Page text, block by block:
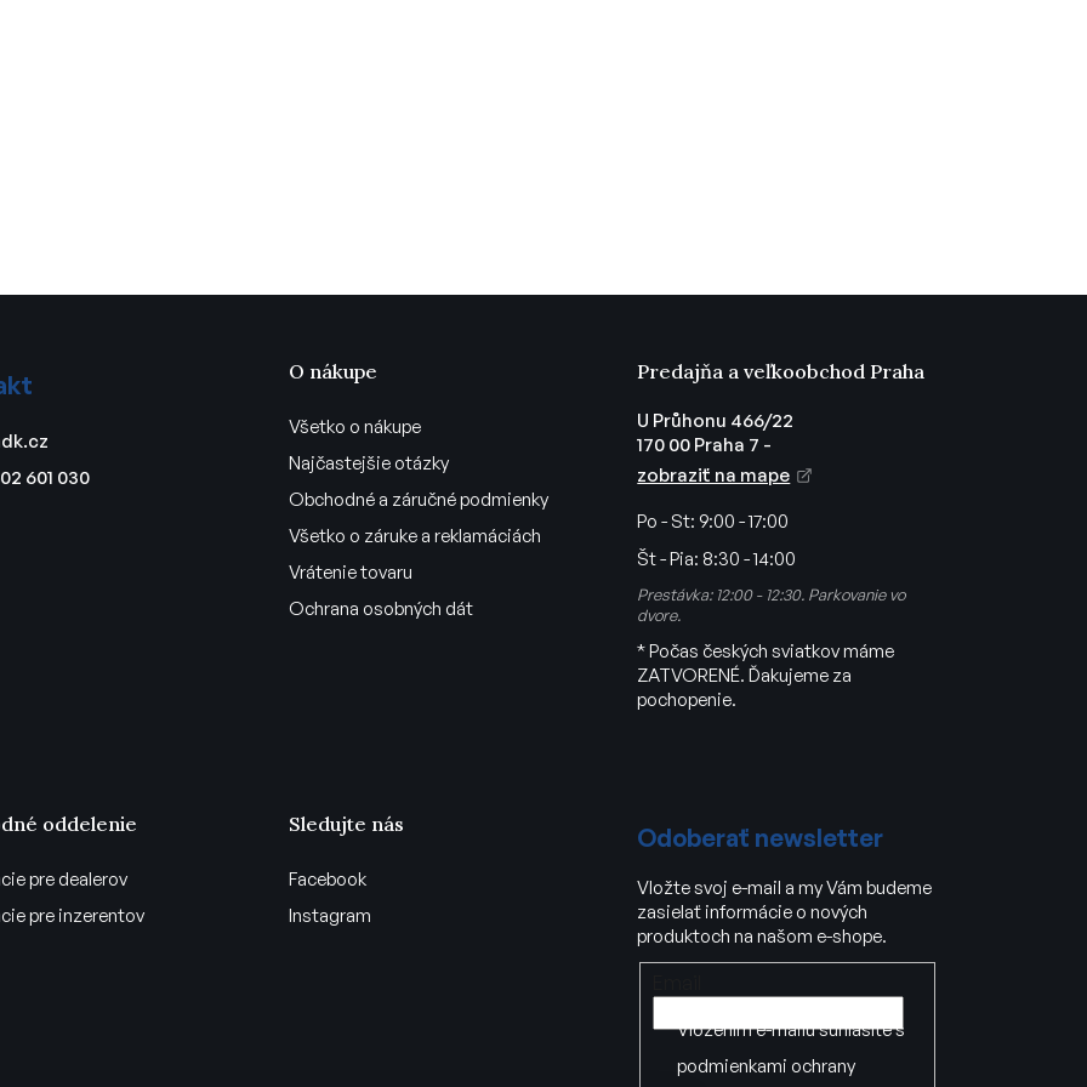
601 030
O nákupe
Všetko o nákupe
Najčastejšie otázky
Obchodné a záručné podmienky
Všetko o záruke a reklamáciách
Vrátenie tovaru
Ochrana osobných dát
Predajňa a veľkoobchod Praha
U Průhonu 466/22
170 00 Praha 7 -
zobraziť na mape
Po - St: 9:00 - 17:00
Št - Pia: 8:30 - 14:00
Prestávka: 12:00 - 12:30. Parkovanie vo
dvore.
* Počas českých sviatkov máme
ZATVORENÉ. Ďakujeme za
pochopenie.
oddelenie
pre dealerov
pre inzerentov
Sledujte nás
Facebook
Instagram
Odoberať newsletter
Vložte svoj e-mail a my Vám budeme
zasielať informácie o nových
produktoch na našom e-shope.
Vložením e-mailu súhlasíte s
podmienkami ochrany